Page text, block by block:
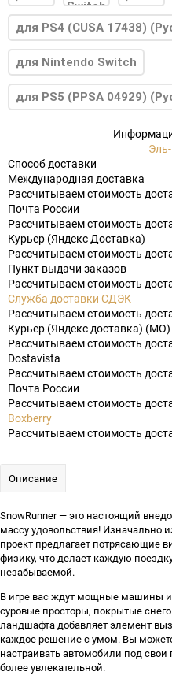
для PS4 (CUSA 17438)
для Nintendo Switch
для PS5 (PPSA 04929)
Способ доставки
Международная доставка
Рассчитываем стоимость
Почта России
Рассчитываем стоимость
Курьер (Яндекс Доставка)
Рассчитываем стоимость
Пункт выдачи заказов
Рассчитываем стоимость
Служба доставки СДЭК
Рассчитываем стоимость
Курьер (Яндекс доставка) (МО)
Рассчитываем стоимость
Dostavista
Рассчитываем стоимость
Почта России
Рассчитываем стоимость
Boxberry
Рассчитываем стоимость
Описание
SnowRunner — это настоящий
массу удовольствия! Изначально
проект предлагает потрясающие
физику, что делает каждую
незабываемой.
В игре вас ждут мощные машины
суровые просторы, покрытые
ландшафта добавляет элемент
каждое решение с умом. Вы
настраивать автомобили под
более увлекательной.